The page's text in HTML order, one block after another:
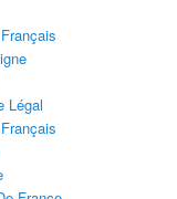
Légal